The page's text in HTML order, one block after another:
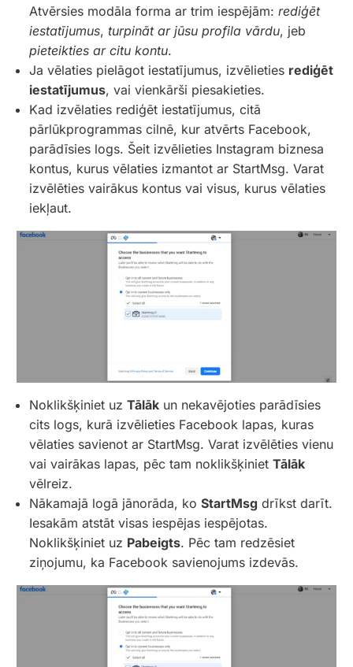
Atvērsies modāla forma ar trim iespējām:rediģēt
iestatījumus,turpināt ar jūsu profila vārdu, jeb
pieteikties ar citu kontu.
Ja vēlaties pielāgot iestatījumus, izvēlieties rediģēt
iestatījumus, vai vienkārši piesakieties.
Kad izvēlaties rediģēt iestatījumus, citā
pārlūkprogrammas cilnē, kur atvērts Facebook,
parādīsies logs. Šeit izvēlieties Instagram biznesa
kontus, kurus vēlaties izmantot ar StartMsg. Varat
izvēlēties vairākus kontus vai visus, kurus vēlaties
iekļaut.
Noklikšķiniet uzTālāk un nekavējoties parādīsies
cits logs, kurā izvēlieties Facebook lapas, kuras
vēlaties savienot ar StartMsg. Varat izvēlēties vienu
vai vairākas lapas, pēc tam noklikšķinietTālāk
vēlreiz.
Nākamajā logā jānorāda, koStartMsg drīkst darīt.
Iesakām atstāt visas iespējas iespējotas.
Noklikšķiniet uz Pabeigts. Pēc tam redzēsiet
ziņojumu, ka Facebook savienojums izdevās.